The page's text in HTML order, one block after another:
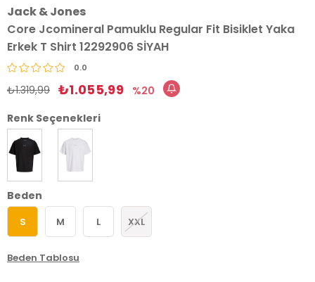
Jack & Jones
Core Jcomineral Pamuklu Regular Fit Bisiklet Yaka
Erkek T Shirt 12292906 SİYAH
0.0
₺1.319,99 ₺1.055,99
20
Renk Seçenekleri
Beden
S M L XXL
Beden Tablosu